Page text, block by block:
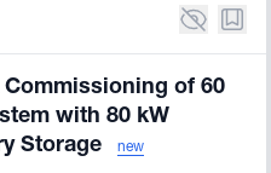
of 60
with 80 kW
Storage
new